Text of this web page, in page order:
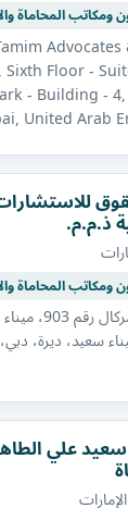
ومكاتب المحاماة
Advocates
Floor -
- Building -
United Arab
ذ.م.م.
ومكاتب المحاماة
مبنى
سعيد، ديرة،
علي